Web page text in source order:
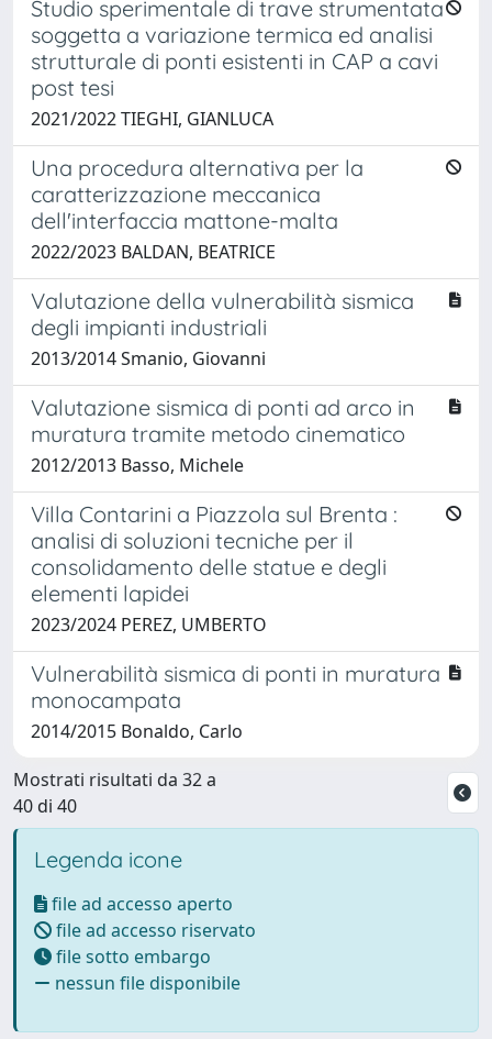
Studio sperimentale di trave strumentata
soggetta a variazione termica ed analisi
strutturale di ponti esistenti in CAP a cavi
post tesi
2021/2022 TIEGHI, GIANLUCA
Una procedura alternativa per la
caratterizzazione meccanica
dell'interfaccia mattone-malta
2022/2023 BALDAN, BEATRICE
Valutazione della vulnerabilità sismica
degli impianti industriali
2013/2014 Smanio, Giovanni
Valutazione sismica di ponti ad arco in
muratura tramite metodo cinematico
2012/2013 Basso, Michele
Villa Contarini a Piazzola sul Brenta :
analisi di soluzioni tecniche per il
consolidamento delle statue e degli
elementi lapidei
2023/2024 PEREZ, UMBERTO
Vulnerabilità sismica di ponti in muratura
monocampata
2014/2015 Bonaldo, Carlo
Mostrati risultati da 32 a
40 di 40
Legenda icone
file ad accesso aperto
file ad accesso riservato
file sotto embargo
nessun file disponibile